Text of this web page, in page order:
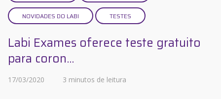
NOVIDADES DO LABI TESTES
Labi Exames oferece teste gratuito
para coron...
17/03/2020 3 minutos de leitura